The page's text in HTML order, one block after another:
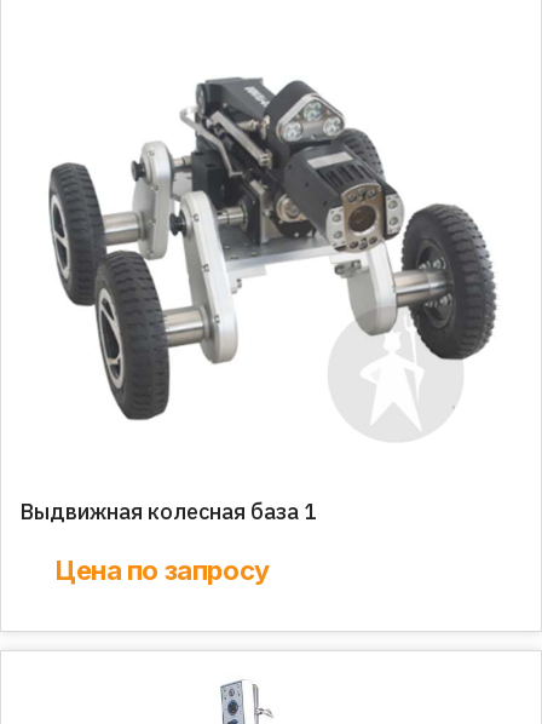
Выдвижная колесная база 1
Цена по запросу